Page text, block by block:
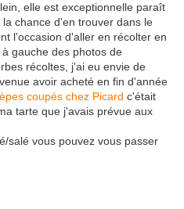
elle est exceptionnelle paraît
chance d'en trouver dans le
l'occasion d'aller en récolter en
gauche des photos de
récoltes, j'ai eu envie de
avoir acheté en fin d'année
coupés chez Picard c'était
tarte que j'avais prévue aux
salé vous pouvez vous passer